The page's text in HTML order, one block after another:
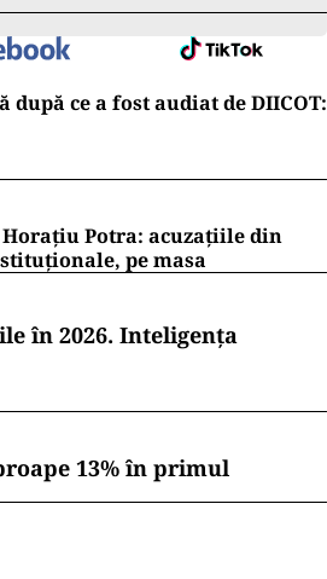
după ce a fost audiat de DIICOT:
Potra: acuzațiile din
pe masa
în 2026. Inteligența
13% în primul